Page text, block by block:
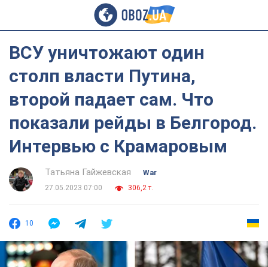
ВСУ уничтожают один
столп власти Путина,
второй падает сам. Что
показали рейды в Белгород.
Интервью с Крамаровым
Татьяна Гайжевская
War
27.05.2023 07:00
306,2 т.
10